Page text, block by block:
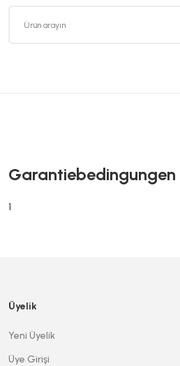
Garantiebedingungen
1
Üyelik
Yeni Üyelik
Üye Girişi